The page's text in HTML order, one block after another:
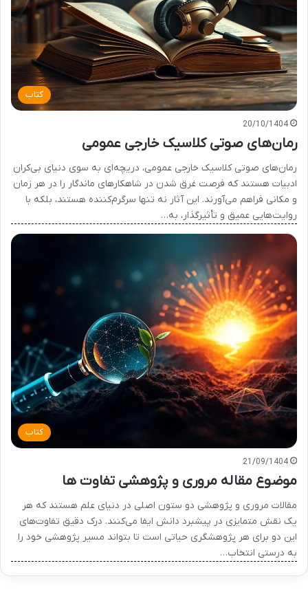
کتاب
20/10/1404
رمان‌های صوتی کلاسیک خارجی عمومی
رمان‌های صوتی کلاسیک خارجی عمومی، دریچه‌ای به سوی دنیای بی‌کران
ادبیات هستند که فرصت غرق شدن در شاهکارهای ماندگار را در هر زمان
و مکانی فراهم می‌آورند. این آثار نه تنها سرگرم‌کننده هستند، بلکه با
روایت‌هایی عمیق و تأثیرگذار، به…
کتاب
21/09/1404
موضوع مقاله مروری و پژوهشی تفاوت ها
مقالات مروری و پژوهشی دو ستون اصلی در دنیای علم هستند که هر
یک نقش متمایزی در پیشبرد دانش ایفا می‌کنند. درک دقیق تفاوت‌های
این دو برای هر پژوهشگری حیاتی است تا بتواند مسیر پژوهشی خود را
به درستی انتخاب…